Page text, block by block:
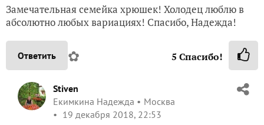
Замечательная семейка хрюшек! Холодец люблю в
абсолютно любых вариациях! Спасибо, Надежда!
Ответить ✿ 5 Спасибо!
Stiven
Екимкина Надежда
Москва
19 декабря 2018, 22:53